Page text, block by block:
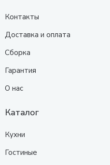
Контакты
Доставка и оплата
Сборка
Гарантия
О нас
Каталог
Кухни
Гостиные